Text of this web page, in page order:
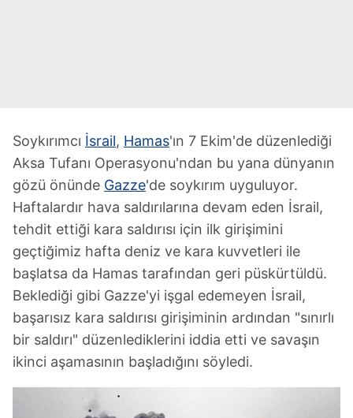
Soykırımcı İsrail, Hamas'ın 7 Ekim'de düzenlediği
Aksa Tufanı Operasyonu'ndan bu yana dünyanın
gözü önünde Gazze'de soykırım uyguluyor.
Haftalardır hava saldırılarına devam eden İsrail,
tehdit ettiği kara saldırısı için ilk girişimini
geçtiğimiz hafta deniz ve kara kuvvetleri ile
başlatsa da Hamas tarafından geri püskürtüldü.
Beklediği gibi Gazze'yi işgal edemeyen İsrail,
başarısız kara saldırısı girişiminin ardından "sınırlı
bir saldırı" düzenlediklerini iddia etti ve savaşın
ikinci aşamasının başladığını söyledi.